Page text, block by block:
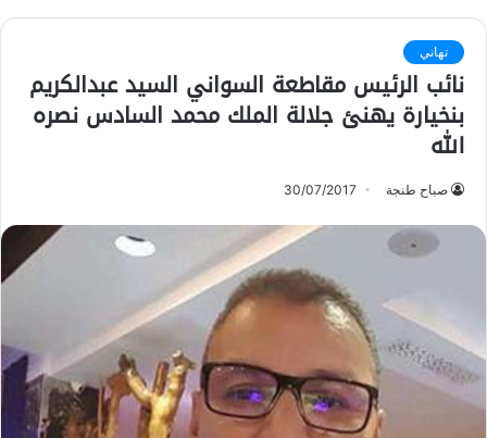
تهاني
نائب الرئيس مقاطعة السواني السيد عبدالكريم
بنخيارة يهنئ جلالة الملك محمد السادس نصره
الله
صباح طنجة 30/07/2017